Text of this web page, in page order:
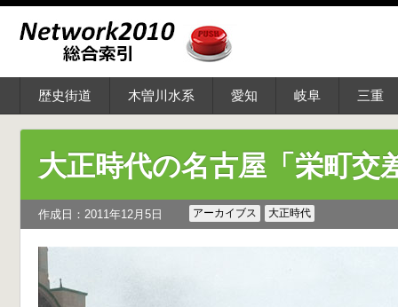
歴史街道 木曽川水系 愛知 岐阜 三重
大正時代の名古屋「栄町交
作成日：2011年12月5日 アーカイブス 大正時代